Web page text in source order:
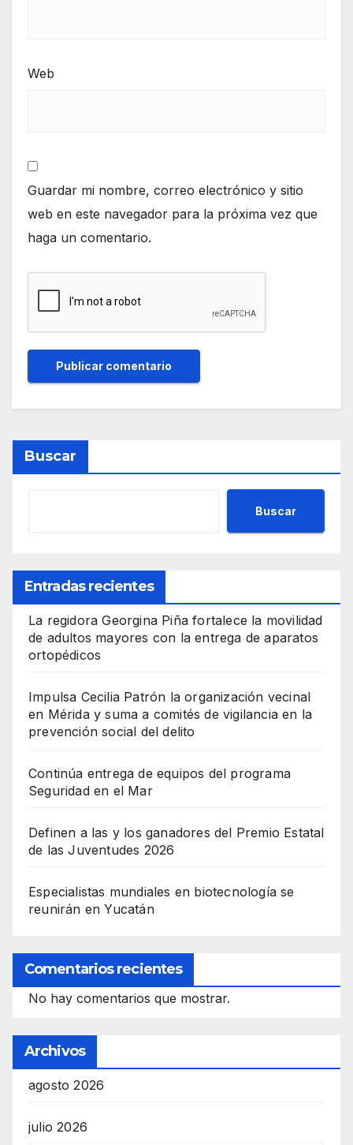
Web
Guardar mi nombre, correo electrónico y sitio
web en este navegador para la próxima vez que
haga un comentario.
Buscar
Buscar
Entradas recientes
La regidora Georgina Piña fortalece la movilidad
de adultos mayores con la entrega de aparatos
ortopédicos
Impulsa Cecilia Patrón la organización vecinal
en Mérida y suma a comités de vigilancia en la
prevención social del delito
Continúa entrega de equipos del programa
Seguridad en el Mar
Definen a las y los ganadores del Premio Estatal
de las Juventudes 2026
Especialistas mundiales en biotecnología se
reunirán en Yucatán
Comentarios recientes
No hay comentarios que mostrar.
Archivos
agosto 2026
julio 2026